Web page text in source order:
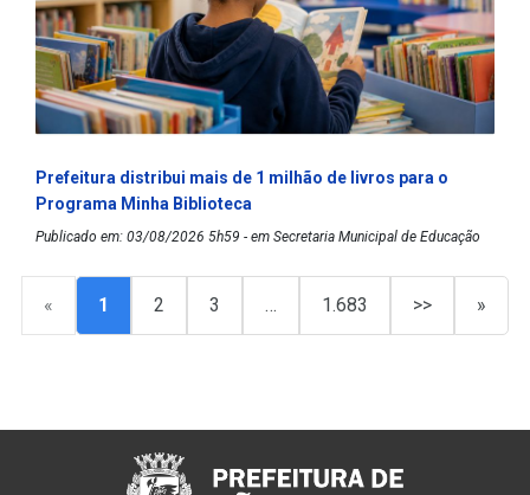
Prefeitura distribui mais de 1 milhão de livros para o
Programa Minha Biblioteca
Publicado em: 03/08/2026 5h59 - em Secretaria Municipal de Educação
« 1 2 3 … 1.683 >> »